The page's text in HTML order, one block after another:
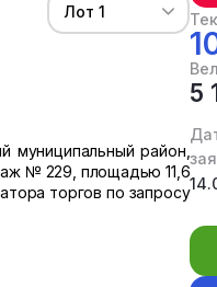
Лот 1
муниципальный район,
№ 229, площадью 11,6
торгов по запросу
5